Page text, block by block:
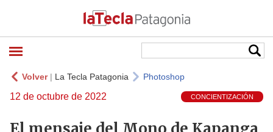
Volver| La Tecla Patagonia Photoshop
12 de octubre de 2022 CONCIENTIZACIÓN